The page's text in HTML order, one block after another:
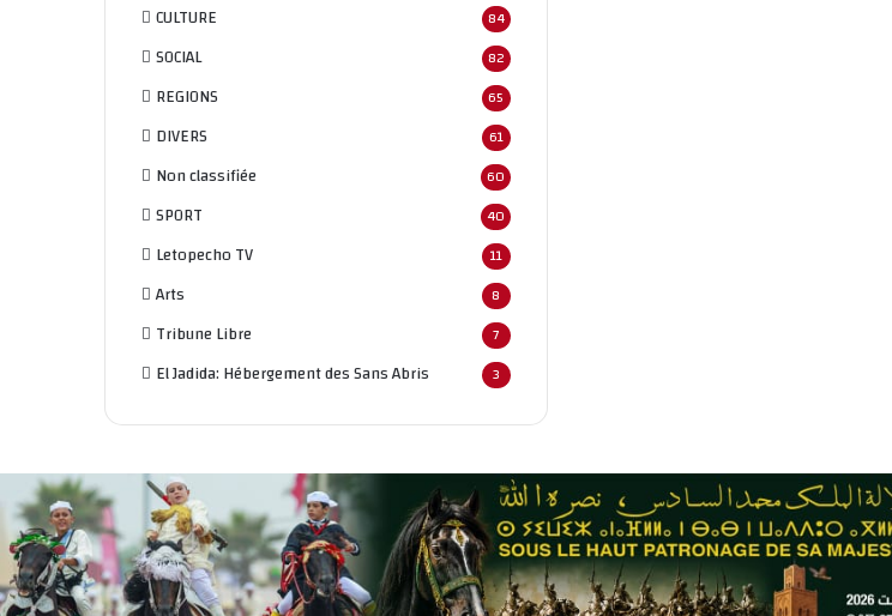
CULTURE 84
SOCIAL 82
REGIONS 65
DIVERS 61
Non classifiée 60
SPORT 40
Letopecho TV 11
Arts 8
Tribune Libre 7
El Jadida: Hébergement des Sans Abris 3